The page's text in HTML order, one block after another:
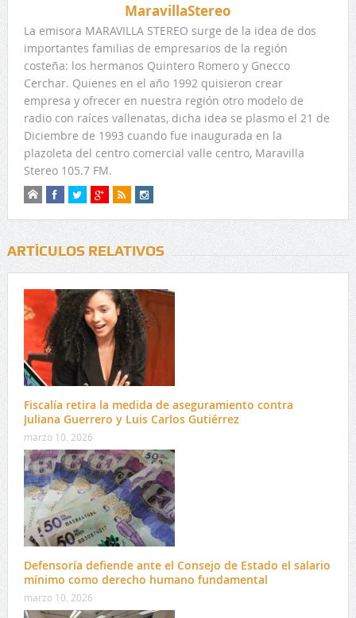
MaravillaStereo
La emisora MARAVILLA STEREO surge de la idea de dos
importantes familias de empresarios de la región
costeña: los hermanos Quintero Romero y Gnecco
Cerchar. Quienes en el año 1992 quisieron crear
empresa y ofrecer en nuestra región otro modelo de
radio con raíces vallenatas, dicha idea se plasmo el 21 de
Diciembre de 1993 cuando fue inaugurada en la
plazoleta del centro comercial valle centro, Maravilla
Stereo 105.7 FM.
ARTÍCULOS RELATIVOS
Fiscalía retira la medida de aseguramiento contra
Juliana Guerrero y Luis Carlos Gutiérrez
marzo 10, 2026
Defensoría defiende ante el Consejo de Estado el salario
mínimo como derecho humano fundamental
marzo 10, 2026